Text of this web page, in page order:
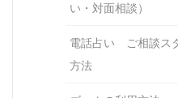
い・対面相談）
電話占い ご相談ス
方法